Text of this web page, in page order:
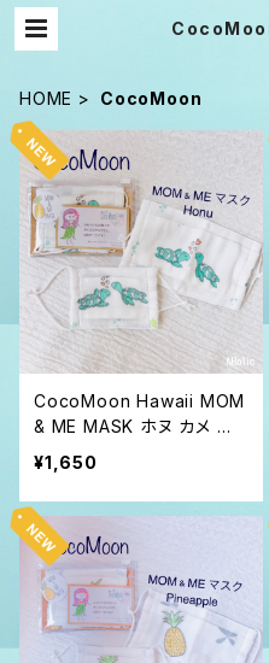
HOME CocoMoon
CocoMoon Hawaii MOM
& ME MASK ホヌ カメ 親
子ペア マスク 送料無料
¥1,650